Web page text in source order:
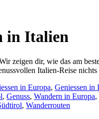
in Italien
zeigen dir, wie das am
Italien-Reise
in Europa, Geniessen in
, Genuss, Wandern in Europa,
, Wanderrouten